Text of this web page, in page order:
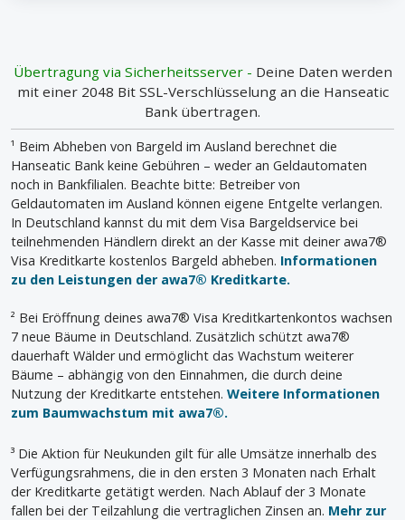
Übertragung via Sicherheitsserver - Deine Daten werden
mit einer 2048 Bit SSL-Verschlüsselung an die Hanseatic
Bank übertragen.
¹ Beim Abheben von Bargeld im Ausland berechnet die
Hanseatic Bank keine Gebühren – weder an Geldautomaten
noch in Bankfilialen. Beachte bitte: Betreiber von
Geldautomaten im Ausland können eigene Entgelte verlangen.
In Deutschland kannst du mit dem Visa Bargeldservice bei
teilnehmenden Händlern direkt an der Kasse mit deiner awa7®
Visa Kreditkarte kostenlos Bargeld abheben. Informationen
zu den Leistungen der awa7® Kreditkarte.
² Bei Eröffnung deines awa7® Visa Kreditkartenkontos wachsen
7 neue Bäume in Deutschland. Zusätzlich schützt awa7®
dauerhaft Wälder und ermöglicht das Wachstum weiterer
Bäume – abhängig von den Einnahmen, die durch deine
Nutzung der Kreditkarte entstehen. Weitere Informationen
zum Baumwachstum mit awa7®.
³ Die Aktion für Neukunden gilt für alle Umsätze innerhalb des
Verfügungsrahmens, die in den ersten 3 Monaten nach Erhalt
der Kreditkarte getätigt werden. Nach Ablauf der 3 Monate
fallen bei der Teilzahlung die vertraglichen Zinsen an. Mehr zur